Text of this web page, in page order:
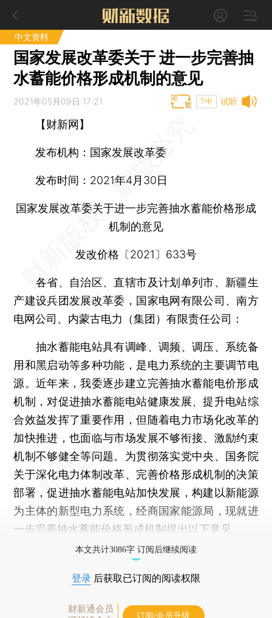
中文资料
国家发展改革委关于 进一步完善抽
水蓄能价格形成机制的意见
试听
2021年05月09日 17:21 T中
【财新网】
发布机构： 国家发展改革委
发布时间： 2021年4月30日
国家发展改革委关于进一步完善抽水蓄能价格形成
机制的意见
发改价格〔2021〕633号
各省、自治区、直辖市及计划单列市、新疆生
产建设兵团发展改革委，国家电网有限公司、南方
电网公司、内蒙古电力（集团）有限责任公司：
抽水蓄能电站具有调峰、调频、调压、系统备
用和黑启动等多种功能，是电力系统的主要调节电
源。近年来，我委逐步建立完善抽水蓄能电价形成
机制，对促进抽水蓄能电站健康发展、提升电站综
合效益发挥了重要作用，但随着电力市场化改革的
加快推进，也面临与市场发展不够衔接、激励约束
机制不够健全等问题。为贯彻落实党中央、国务院
关于深化电力体制改革、完善价格形成机制的决策
部署，促进抽水蓄能电站加快发展，构建以新能源
为主体的新型电力系统，经商国家能源局，现就进
一步完善抽水蓄能价格形成机制提出以下意见。
本文共计3086字 订阅后继续阅读
登录 后获取已订阅的阅读权限
财新通会员
订阅/会员升级